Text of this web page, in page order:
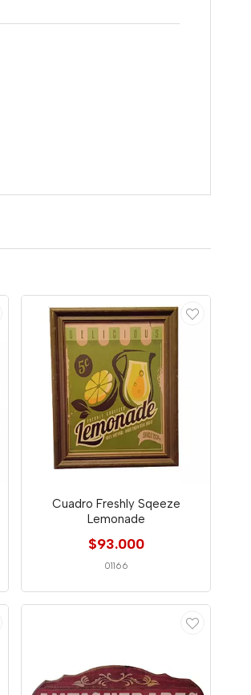
Cuadro Freshly Sqeeze
Lemonade
$93.000
01166